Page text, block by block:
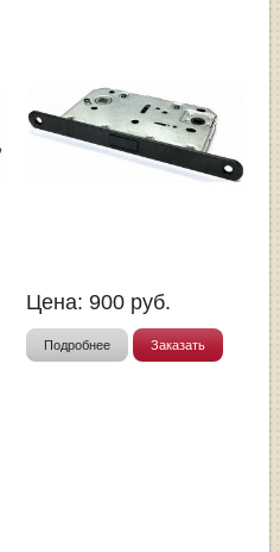
Цена: 900 руб.
Подробнее Заказать